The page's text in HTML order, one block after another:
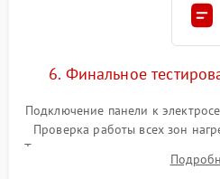
6. Финальное
Подключение панели к
Проверка работы всех зон
Тестирование сенсорного
остаточного тепла и